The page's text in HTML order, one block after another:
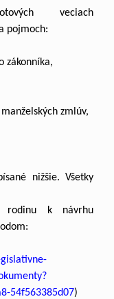
veciach
pojmoch:
zákonníka,
zmlúv,
nižšie. Všetky
rodinu k návrhu
54f563385d07)